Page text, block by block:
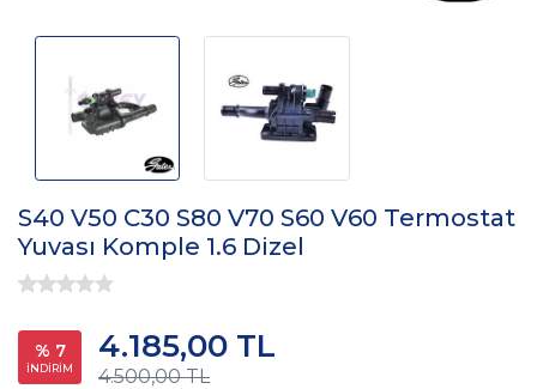
S40 V50 C30 S80 V70 S60 V60 Termostat
Yuvası Komple 1.6 Dizel
% 7
İNDİRİM 4.500,00 TL
4.185,00 TL